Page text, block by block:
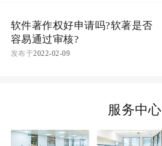
软件著作权好申请吗?软著是否
容易通过审核?
发布于2022-02-09
服务中心